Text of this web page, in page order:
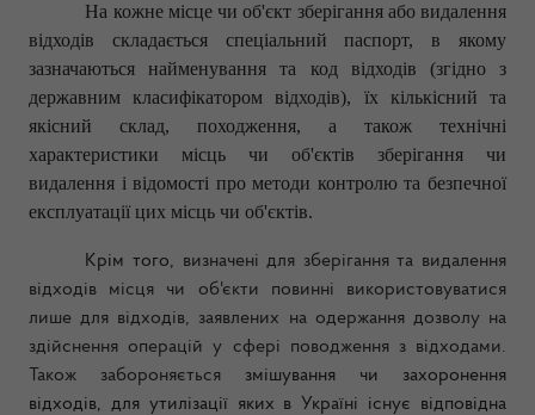
На кожне місце чи об'єкт зберігання або видалення
відходів складається спеціальний паспорт, в якому
зазначаються найменування та код відходів (згідно з
державним класифікатором відходів), їх кількісний та
якісний склад, походження, а також технічні
характеристики місць чи об'єктів зберігання чи
видалення і відомості про методи контролю та безпечної
експлуатації цих місць чи об'єктів.
Крім того, визначені для зберігання та видалення
відходів місця чи об'єкти повинні використовуватися
лише для відходів, заявлених на одержання дозволу на
здійснення операцій у сфері поводження з відходами.
Також забороняється змішування чи захоронення
відходів, для утилізації яких в Україні існує відповідна